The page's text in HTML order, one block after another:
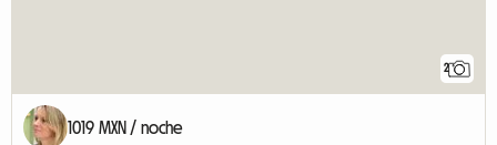
2
1019 MXN / noche